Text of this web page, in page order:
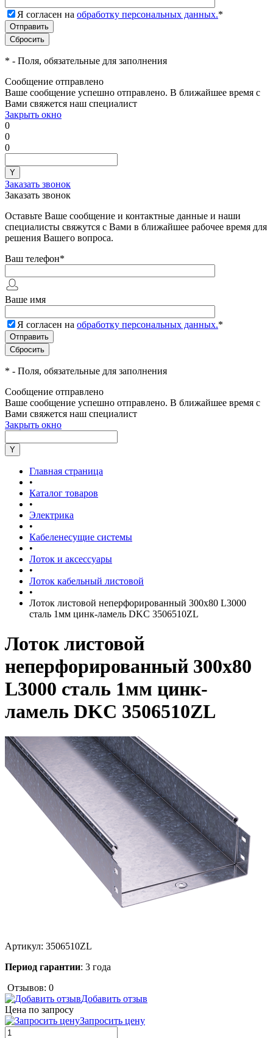
Я согласен на обработку персональных данных.*
* - Поля, обязательные для заполнения
Сообщение отправлено
Ваше сообщение успешно отправлено. В ближайшее время с
Вами свяжется наш специалист
Закрыть окно
0
0
0
Заказать звонок
Заказать звонок
Оставьте Ваше сообщение и контактные данные и наши
специалисты свяжутся с Вами в ближайшее рабочее время для
решения Вашего вопроса.
Ваш телефон*
Ваше имя
Я согласен на обработку персональных данных.*
* - Поля, обязательные для заполнения
Сообщение отправлено
Ваше сообщение успешно отправлено. В ближайшее время с
Вами свяжется наш специалист
Закрыть окно
Главная страница
•
Каталог товаров
•
Электрика
•
Кабеленесущие системы
•
Лоток и аксессуары
•
Лоток кабельный листовой
•
Лоток листовой неперфорированный 300х80 L3000
сталь 1мм цинк-ламель DKC 3506510ZL
Лоток листовой
неперфорированный 300х80
L3000 сталь 1мм цинк-
ламель DKC 3506510ZL
Артикул: 3506510ZL
Период гарантии: 3 года
Отзывов: 0
Добавить отзыв
Цена по запросу
Запросить цену